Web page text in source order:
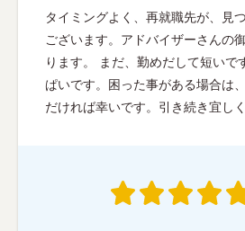
タイミングよく、再就職先が、見
ございます。アドバイザーさんの
ります。 まだ、勤めだして短いで
ぱいです。困った事がある場合は
だければ幸いです。引き続き宜し